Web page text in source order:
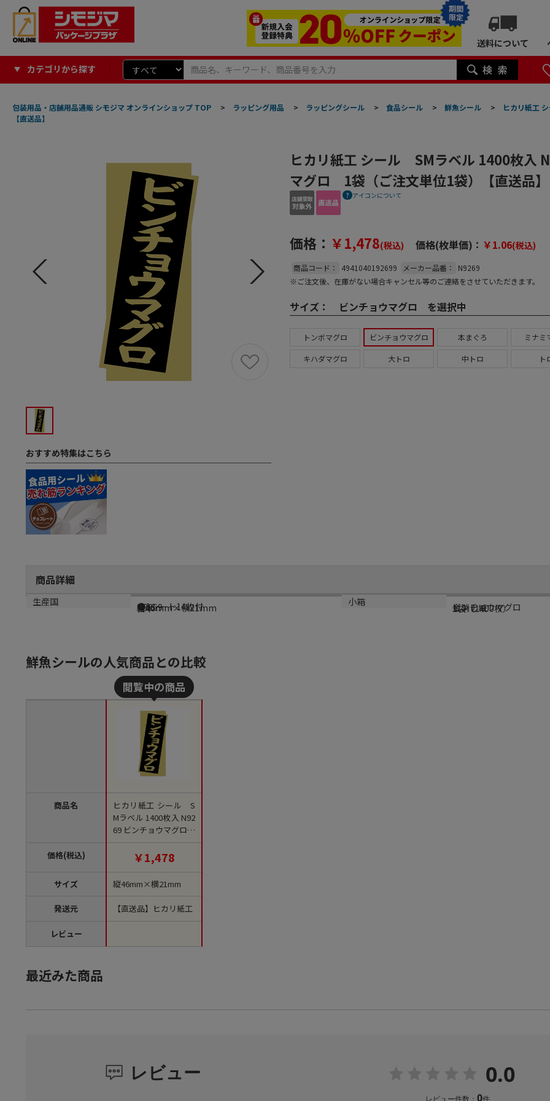
期間
限定
送料について
カテゴリから探す
包装用品・店舗用品通販 シモジマ オンラインショップ TOP > ラッピング用品 > ラッピングシール > 食品シール > 鮮魚シール >
ヒカリ紙工
【直送品】
おすすめ特集はこちら
ヒカリ紙工 シール SMラベル 1400枚入
マグロ 1袋（ご注文単位1袋）【直送品】
アイコンについて
価格： ￥1,478(税込) 価格(枚単価)： ￥1.06(税込)
商品コード： 4941040192699 メーカー品番：
N9269
※ご注文後、在庫がない場合キャンセル等のご連絡をさせていただきます。
サイズ： ビンチョウマグロ を選択中
トンボマグロ ビンチョウマグロ 本まぐろ ミナミ
キハダマグロ 大トロ 中トロ ト
商品詳細
商品説明
●1シート14枚付
メーカー品番
N9269
規格
ビンチョウマグロ
サイズ
縦46mm×横21mm
材質
金消し紙
生産国
日本
小箱
1袋（1400枚）
鮮魚シールの人気商品との比較
商品名
価格(税込)
サイズ
発送元
レビュー
ヒカリ紙工 シール S
Mラベル 1400枚入 N92
69 ビンチョウマグロ
1袋（ご注文単位1袋）
【直送品】￥1,478
縦46mm×横21mm
【直送品】ヒカリ紙工
最近みた商品
レビュー 0.0
レビュー件数： 0件